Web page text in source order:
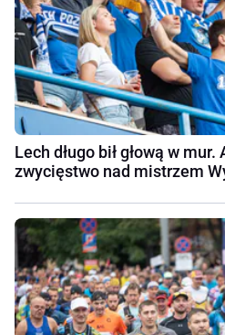
Lech długo bił głową w
zwycięstwo nad mistrzem